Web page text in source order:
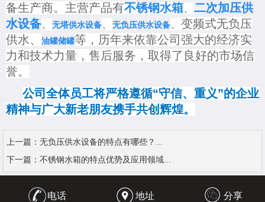
备生产商。主营产品有不锈钢水箱、 二次加压供
水设备、 无塔供水设备、 无负压供水设备、 变频式无负压
供水、
油罐储罐等，历年来依靠公司强大的经济实
力和技术力量，售后服务，取得了良好的市场信
誉。
公司全体员工将严格遵循“守信、重义”的企业
精神与广大新老朋友携手共创辉煌。
上一篇： 无负压供水设备的特点有哪些？...
下一篇： 不锈钢水箱的特点优势及应用领域...
电话 地址 分享